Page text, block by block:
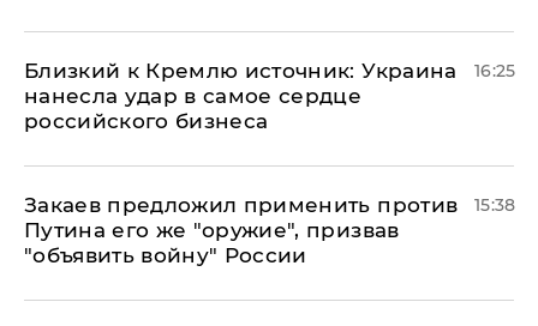
Близкий к Кремлю источник: Украина
нанесла удар в самое сердце
российского бизнеса
16:25
Закаев предложил применить против
Путина его же "оружие", призвав
"объявить войну" России
15:38